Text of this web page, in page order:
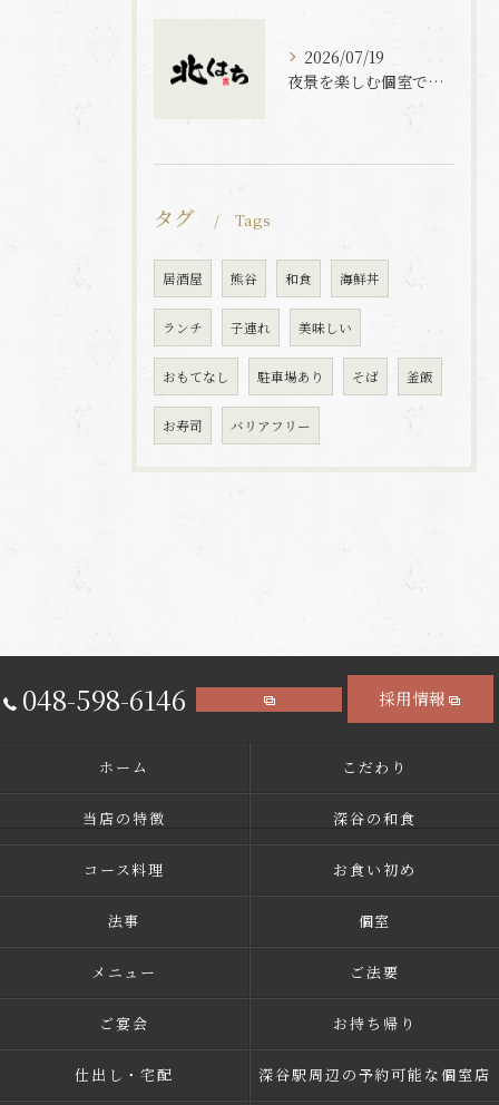
2026/07/19
夜景を楽しむ個室で和食を味わう熊谷市春日部市の特別なひととき完全ガイド
タグ Tags
居酒屋 熊谷 和食 海鮮丼
ランチ 子連れ 美味しい
おもてなし 駐車場あり そば 釜飯
お寿司 バリアフリー
048-598-6146 採用情報
ホーム こだわり
当店の特徴 深谷の和食
コース料理 お食い初め
法事 個室
メニュー ご法要
ご宴会 お持ち帰り
仕出し・宅配 深谷駅周辺の予約可能な個室店